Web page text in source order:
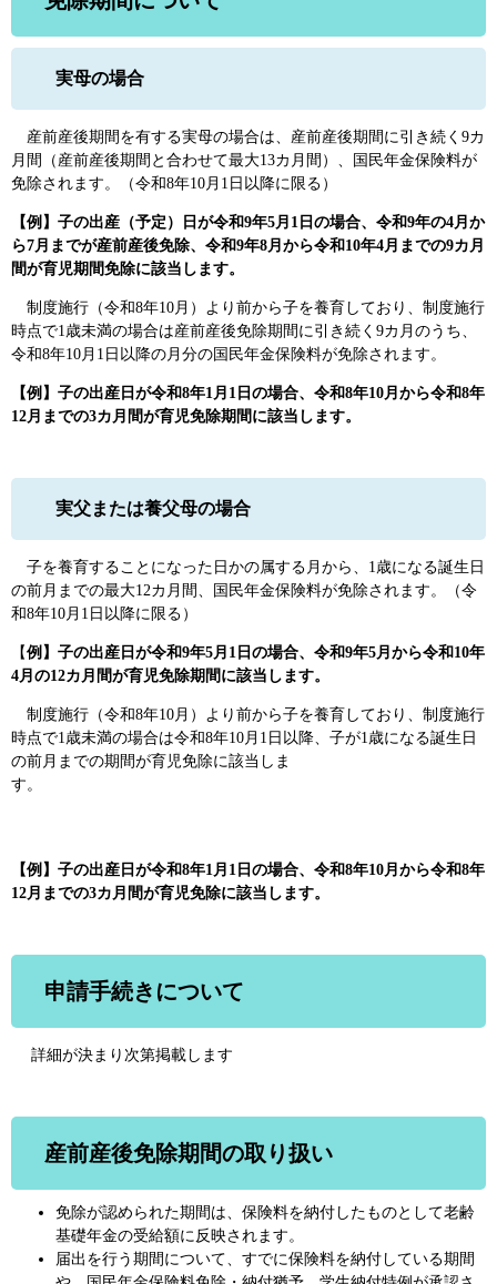
実母の場合
産前産後期間を有する実母の場合は、産前産後期間に引き続く9カ
月間（産前産後期間と合わせて最大13カ月間）、国民年金保険料が
免除されます。（令和8年10月1日以降に限る）
【例】子の出産（予定）日が令和9年5月1日の場合、令和9年の4月か
ら7月までが産前産後免除、令和9年8月から令和10年4月までの9カ月
間が育児期間免除に該当します。 ​
制度施行（令和8年10月）より前から子を養育しており、制度施行
時点で1歳未満の場合は産前産後免除期間に引き続く9カ月のうち、
令和8年10月1日以降の月分の国民年金保険料が免除されます。
【例】子の出産日が令和8年1月1日の場合、令和8年10月から令和8年
12月までの3カ月間が育児免除期間に該当します。
実父または養父母の場合
子を養育することになった日かの属する月から、1歳になる誕生日
の前月までの最大12カ月間、国民年金保険料が免除されます。（令
和8年10月1日以降に限る）
【例】子の出産日が令和9年5月1日の場合、令和9年5月から令和10年
4月の12カ月間が育児免除期間に該当します。
制度施行（令和8年10月）より前から子を養育しており、制度施行
時点で1歳未満の場合は令和8年10月1日以降、子が1歳になる誕生日
の前月までの期間が育児免除に該当しま
す。
【例】子の出産日が令和8年1月1日の場合、令和8年10月から令和8年
12月までの3カ月間が育児免除に該当します。
申請手続きについて
詳細が決まり次第掲載します
産前産後免除期間の取り扱い
免除が認められた期間は、保険料を納付したものとして老齢
基礎年金の受給額に反映されます。
届出を行う期間について、すでに保険料を納付している期間